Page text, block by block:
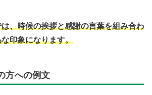
、時候の挨拶と感謝の言葉を組み合わ
印象になります。
方への例文